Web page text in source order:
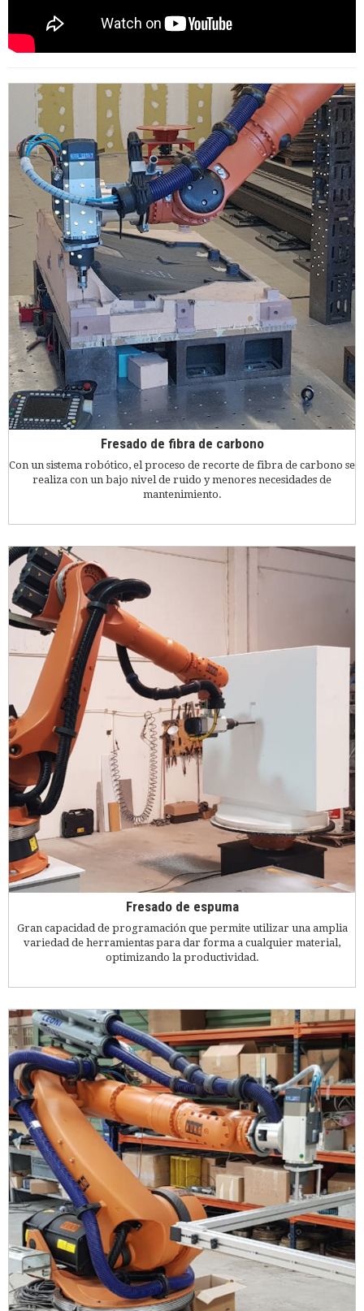
Fresado de fibra de carbono
Con un sistema robótico, el proceso de recorte de fibra de carbono se
realiza con un bajo nivel de ruido y menores necesidades de
mantenimiento.
Fresado de espuma
Gran capacidad de programación que permite utilizar una amplia
variedad de herramientas para dar forma a cualquier material,
optimizando la productividad.